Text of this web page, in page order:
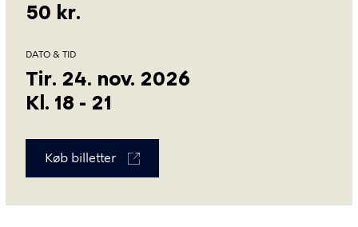
50 kr.
DATO & TID
Tir. 24. nov. 2026
Kl. 18 - 21
Køb billetter